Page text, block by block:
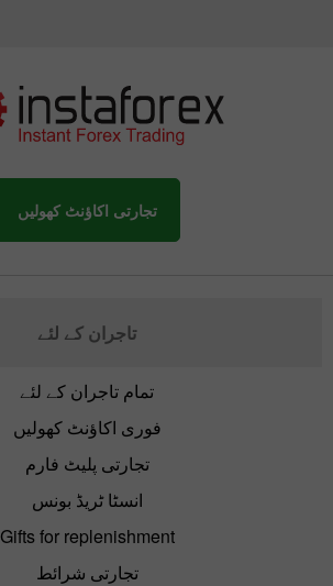
تجارتی اکاؤنٹ کھولیں
تاجران کے لئے
تمام تاجران کے لئے
فوری اکاؤنٹ کھولیں
تجارتی پلیٹ فارم
انسٹا ٹریڈ بونس
Gifts for replenishment
تجارتی شرائط